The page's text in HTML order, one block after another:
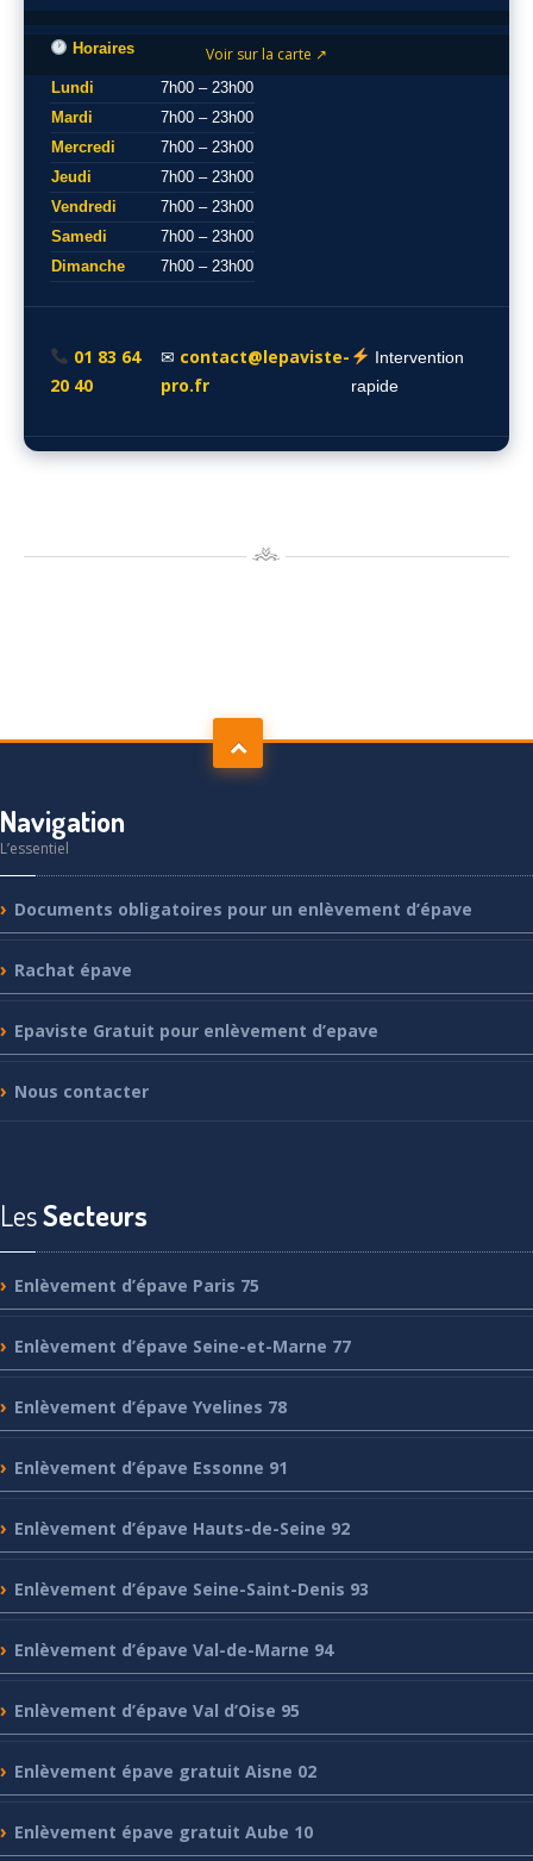
Voir sur la carte ↗
Horaires
Lundi
7h00 – 23h00
Mardi
7h00 – 23h00
Mercredi
7h00 – 23h00
Jeudi
7h00 – 23h00
Vendredi
7h00 – 23h00
Samedi
7h00 – 23h00
Dimanche
7h00 – 23h00
01 83 64
20 40
✉ contact@lepaviste-
pro.fr
Intervention
rapide
Navigation
L’essentiel
Documents obligatoires pour un enlèvement d’épave
Rachat épave
Epaviste Gratuit pour enlèvement d’epave
Nous contacter
LesSecteurs
Enlèvement d’épave Paris 75
Enlèvement d’épave Seine-et-Marne 77
Enlèvement d’épave Yvelines 78
Enlèvement d’épave Essonne 91
Enlèvement d’épave Hauts-de-Seine 92
Enlèvement d’épave Seine-Saint-Denis 93
Enlèvement d’épave Val-de-Marne 94
Enlèvement d’épave Val d’Oise 95
Enlèvement épave gratuit Aisne 02
Enlèvement épave gratuit Aube 10